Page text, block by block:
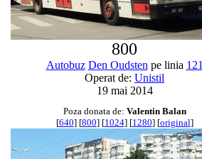
800
Autobuz Den Oudsten pe linia 121
Operat de: Unistil
19 mai 2014
Poza donata de: Valentin Balan
[640] [800] [1024] [1280] [original]